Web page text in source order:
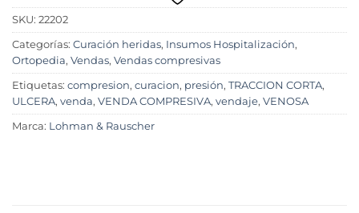
SKU: 22202
Categorías: Curación heridas, Insumos Hospitalización,
Ortopedia, Vendas, Vendas compresivas
Etiquetas: compresion, curacion, presión, TRACCION CORTA,
ULCERA, venda, VENDA COMPRESIVA, vendaje, VENOSA
Marca: Lohman & Rauscher